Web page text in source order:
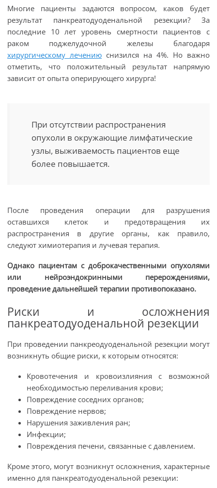
Многие пациенты задаются вопросом, каков будет
результат панкреатодуоденальной резекции? За
последние 10 лет уровень смертности пациентов с
раком поджелудочной железы благодаря
хирургическому лечению снизился на 4%. Но важно
отметить, что положительный результат напрямую
зависит от опыта оперирующего хирурга!
При отсутствии распространения
опухоли в окружающие лимфатические
узлы, выживаемость пациентов еще
более повышается.
После проведения операции для разрушения
оставшихся клеток и предотвращения их
распространения в другие органы, как правило,
следуют химиотерапия и лучевая терапия.
Однако пациентам с доброкачественными опухолями
или нейроэндокринными перерождениями,
проведение дальнейшей терапии противопоказано.
Риски и осложнения
панкреатодуоденальной резекции
При проведении панкреодуоденальной резекции могут
возникнуть общие риски, к которым относятся:
Кровотечения и кровоизлияния с возможной
необходимостью переливания крови;
Повреждение соседних органов;
Повреждение нервов;
Нарушения заживления ран;
Инфекции;
Повреждения печени, связанные с давлением.
Кроме этого, могут возникнут осложнения, характерные
именно для панкреатодуоденальной резекции: